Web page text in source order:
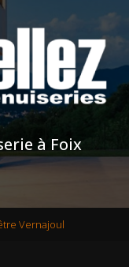
à Foix
Vernajoul